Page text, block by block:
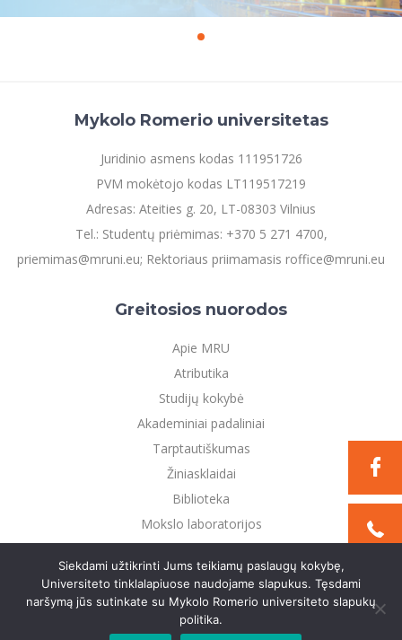
Mykolo Romerio universitetas
Juridinio asmens kodas 111951726
PVM mokėtojo kodas LT119517219
Adresas: Ateities g. 20, LT-08303 Vilnius
Tel.: Studentų priėmimas: +370 5 271 4700,
priemimas@mruni.eu; Rektoriaus priimamasis roffice@mruni.eu
Greitosios nuorodos
Apie MRU
Atributika
Studijų kokybė
Akademiniai padaliniai
Tarptautiškumas
Žiniasklaidai
Biblioteka
Mokslo laboratorijos
Privatumo politika
©2021 Mykolo Romerio universitetas. Visos teisės
saugomos
Siekdami užtikrinti Jums teikiamų paslaugų kokybę,
Universiteto tinklalapiuose naudojame slapukus. Tęsdami
naršymą jūs sutinkate su Mykolo Romerio universiteto slapukų
politika.